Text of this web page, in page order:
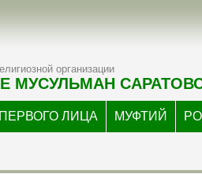
организации
МУСУЛЬМАН
ЛИЦА МУФТИЙ